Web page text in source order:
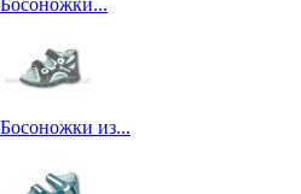
Босоножки...
Босоножки из...